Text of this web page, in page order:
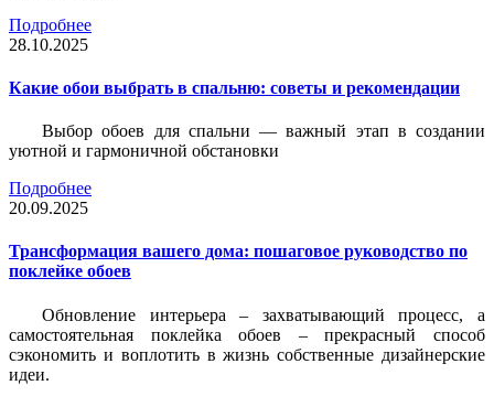
Подробнее
28.10.2025
Какие обои выбрать в спальню: советы и рекомендации
Выбор обоев для спальни — важный этап в создании
уютной и гармоничной обстановки
Подробнее
20.09.2025
Трансформация вашего дома: пошаговое руководство по
поклейке обоев
Обновление интерьера – захватывающий процесс, а
самостоятельная поклейка обоев – прекрасный способ
сэкономить и воплотить в жизнь собственные дизайнерские
идеи.